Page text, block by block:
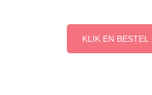
KLIK EN BESTEL